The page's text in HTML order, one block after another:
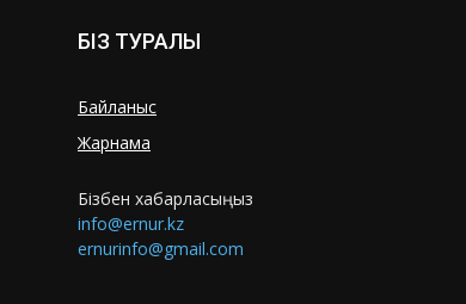
БІЗ ТУРАЛЫ
Байланыс
Жарнама
Бізбен хабарласыңыз
info@ernur.kz
ernurinfo@gmail.com